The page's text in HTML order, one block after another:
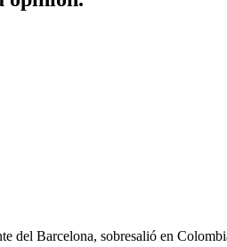
del Barcelona, ​​​​sobresalió en